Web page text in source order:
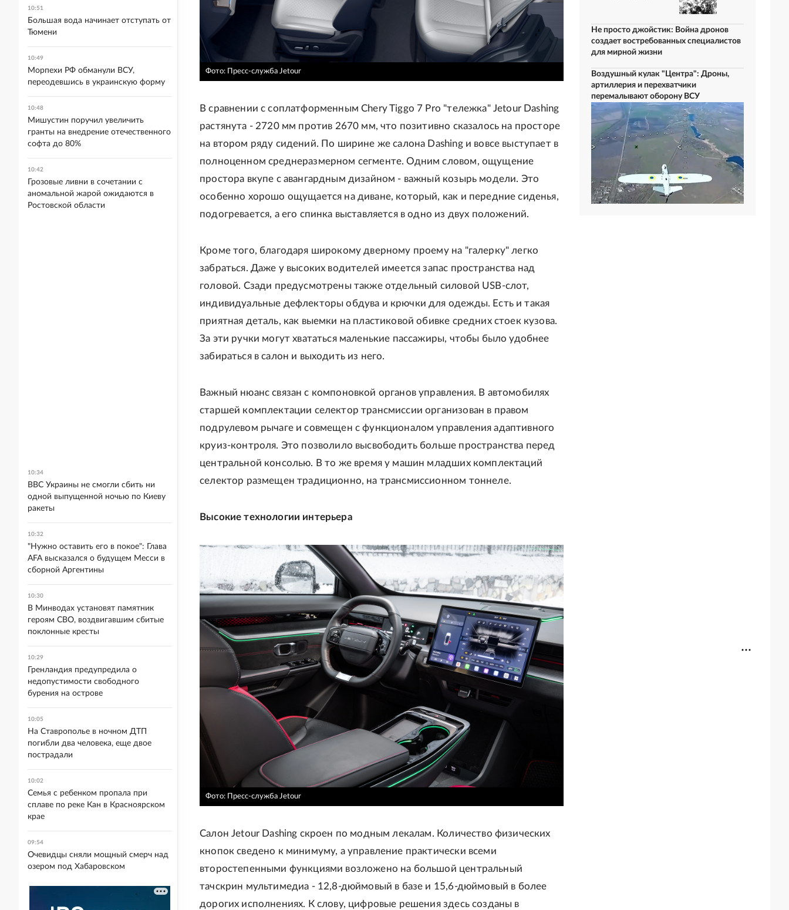
Фото: Пресс-служба Jetour
В сравнении с соплатформенным Chery Tiggo 7 Pro "тележка" Jetour Dashing
растянута - 2720 мм против 2670 мм, что позитивно сказалось на просторе
на втором ряду сидений. По ширине же салона Dashing и вовсе выступает в
полноценном среднеразмерном сегменте. Одним словом, ощущение
простора вкупе с авангардным дизайном - важный козырь модели. Это
особенно хорошо ощущается на диване, который, как и передние сиденья,
подогревается, а его спинка выставляется в одно из двух положений.
Кроме того, благодаря широкому дверному проему на "галерку" легко
забраться. Даже у высоких водителей имеется запас пространства над
головой. Сзади предусмотрены также отдельный силовой USB-слот,
индивидуальные дефлекторы обдува и крючки для одежды. Есть и такая
приятная деталь, как выемки на пластиковой обивке средних стоек кузова.
За эти ручки могут хвататься маленькие пассажиры, чтобы было удобнее
забираться в салон и выходить из него.
Важный нюанс связан с компоновкой органов управления. В автомобилях
старшей комплектации селектор трансмиссии организован в правом
подрулевом рычаге и совмещен с функционалом управления адаптивного
круиз-контроля. Это позволило высвободить больше пространства перед
центральной консолью. В то же время у машин младших комплектаций
селектор размещен традиционно, на трансмиссионном тоннеле.
Высокие технологии интерьера
Фото: Пресс-служба Jetour
Салон Jetour Dashing скроен по модным лекалам. Количество физических
кнопок сведено к минимуму, а управление практически всеми
второстепенными функциями возложено на большой центральный
тачскрин мультимедиа - 12,8-дюймовый в базе и 15,6-дюймовый в более
дорогих исполнениях. К слову, цифровые решения здесь созданы в
Не просто джойстик: Война дронов
создает востребованных специалистов
для мирной жизни
Воздушный кулак "Центра": Дроны,
артиллерия и перехватчики
перемалывают оборону ВСУ
10:51
Большая вода начинает отступать от
Тюмени
10:49
Морпехи РФ обманули ВСУ,
переодевшись в украинскую форму
10:48
Мишустин поручил увеличить
гранты на внедрение отечественного
софта до 80%
10:42
Грозовые ливни в сочетании с
аномальной жарой ожидаются в
Ростовской области
10:34
ВВС Украины не смогли сбить ни
одной выпущенной ночью по Киеву
ракеты
10:32
"Нужно оставить его в покое": Глава
AFA высказался о будущем Месси в
сборной Аргентины
10:30
В Минводах установят памятник
героям СВО, воздвигавшим сбитые
поклонные кресты
10:29
Гренландия предупредила о
недопустимости свободного
бурения на острове
10:05
На Ставрополье в ночном ДТП
погибли два человека, еще двое
пострадали
10:02
Семья с ребенком пропала при
сплаве по реке Кан в Красноярском
крае
09:54
Очевидцы сняли мощный смерч над
озером под Хабаровском